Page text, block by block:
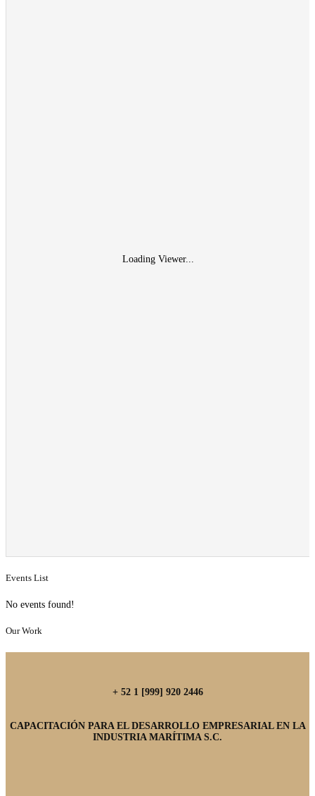
Loading Viewer...
Events List
No events found!
Our Work
+ 52 1 [999] 920 2446
CAPACITACIÓN PARA EL DESARROLLO EMPRESARIAL EN LA
INDUSTRIA MARÍTIMA S.C.